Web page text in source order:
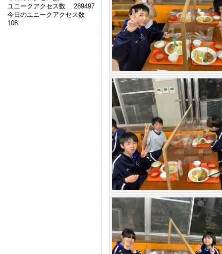
ユニークアクセス数 289497
今日のユニークアクセス数
108